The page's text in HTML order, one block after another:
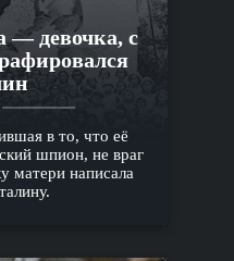
— девочка, с
в то, что её
шпион, не враг
матери написала